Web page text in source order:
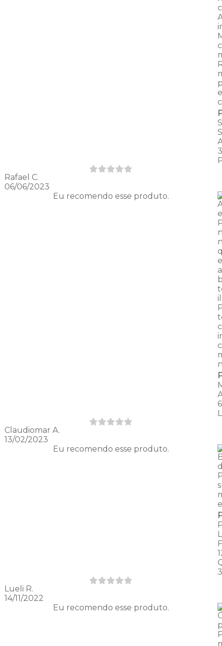
Rafael C.
06/06/2023
Eu recomendo esse produto.
Claudiomar A.
13/02/2023
Eu recomendo esse produto.
Lueli R.
14/11/2022
Eu recomendo esse produto.